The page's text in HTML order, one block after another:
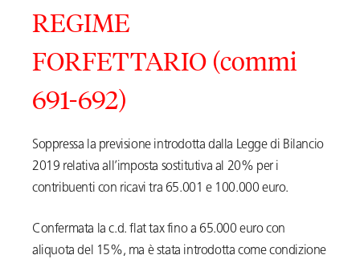
REGIME
FORFETTARIO (commi
691-692)
Soppressa la previsione introdotta dalla Legge di Bilancio
2019 relativa all’imposta sostitutiva al 20% per i
contribuenti con ricavi tra 65.001 e 100.000 euro.
Confermata la c.d. flat tax fino a 65.000 euro con
aliquota del 15%, ma è stata introdotta come condizione